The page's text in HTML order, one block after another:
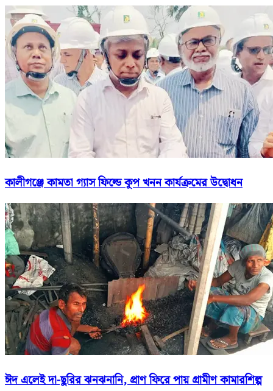
কালীগঞ্জে কামতা গ্যাস ফিল্ডে কূপ খনন কার্যক্রমের উদ্বোধন
ঈদ এলেই দা-ছুরির ঝনঝনানি, প্রাণ ফিরে পায় গ্রামীণ কামারশিল্প